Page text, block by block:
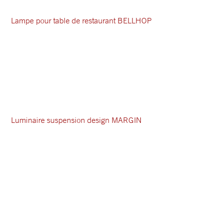
Lampe pour table de restaurant BELLHOP
Luminaire suspension design MARGIN